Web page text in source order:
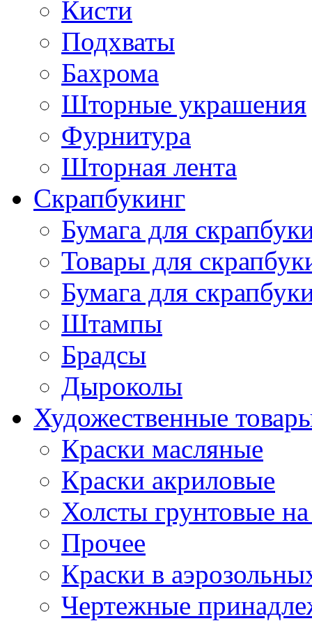
Кисти
Подхваты
Бахрома
Шторные украшения
Фурнитура
Шторная лента
Скрапбукинг
Бумага для
Товары для
Бумага для
Штампы
Брадсы
Дыроколы
Художественные
Краски масляные
Краски акриловые
Холсты грунтовые
Прочее
Краски в
Чертежные